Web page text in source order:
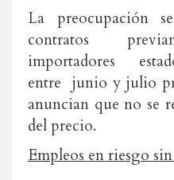
La preocupación
contratos
importadores
entre junio y julio
anuncian que no se
del precio.
Empleos en riesgo